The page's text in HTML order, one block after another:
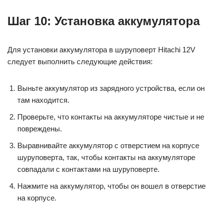
Шаг 10: Установка аккумулятора
Для установки аккумулятора в шуруповерт Hitachi 12V
следует выполнить следующие действия:
Выньте аккумулятор из зарядного устройства, если он
там находится.
Проверьте, что контакты на аккумуляторе чистые и не
повреждены.
Выравнивайте аккумулятор с отверстием на корпусе
шуруповерта, так, чтобы контакты на аккумуляторе
совпадали с контактами на шуруповерте.
Нажмите на аккумулятор, чтобы он вошел в отверстие
на корпусе.